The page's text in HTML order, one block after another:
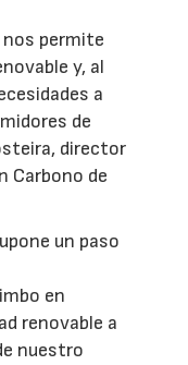
nos permite
y, al
a
de
director
Carbono de
un paso
en
renovable a
nuestro